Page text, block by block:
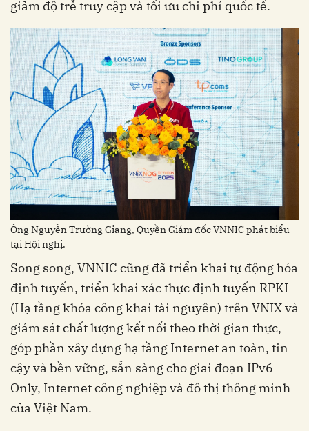
giảm độ trễ truy cập và tối ưu chi phí quốc tế.
Ông Nguyễn Trường Giang, Quyền Giám đốc VNNIC phát biểu
tại Hội nghị.
Song song, VNNIC cũng đã triển khai tự động hóa
định tuyến, triển khai xác thực định tuyến RPKI
(Hạ tầng khóa công khai tài nguyên) trên VNIX và
giám sát chất lượng kết nối theo thời gian thực,
góp phần xây dựng hạ tầng Internet an toàn, tin
cậy và bền vững, sẵn sàng cho giai đoạn IPv6
Only, Internet công nghiệp và đô thị thông minh
của Việt Nam.